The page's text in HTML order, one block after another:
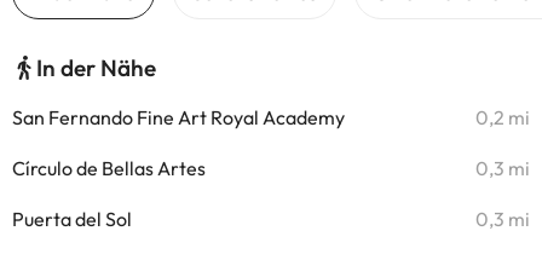
In der Nähe
San Fernando Fine Art Royal Academy 0,2 mi
Círculo de Bellas Artes 0,3 mi
Puerta del Sol 0,3 mi